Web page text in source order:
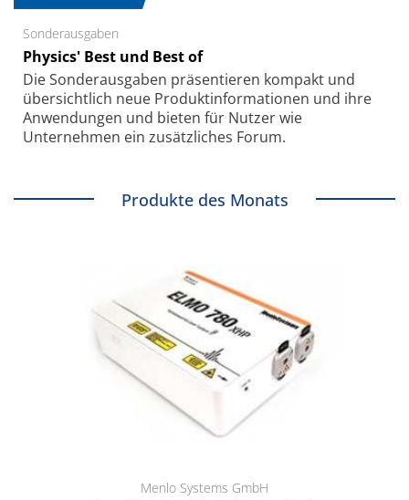
Sonderausgaben
Physics' Best und Best of
Die Sonder­ausgaben präsentieren kompakt und
übersichtlich neue Produkt­informationen und ihre
Anwendungen und bieten für Nutzer wie
Unternehmen ein zusätzliches Forum.
Produkte des Monats
Menlo Systems GmbH